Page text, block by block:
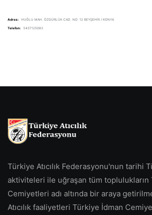
Adres: HUĞLU MAH. ÖZGÜRLÜK CAD. NO: 12 BEYŞEHİR / KONYA
Telefon: 5437125083
Türkiye Atıcılık Federasyonu'nun tarihi
aktiviteleri ile uğraşan tüm toplulukların
Cemiyetleri adı altında bir araya
Atıcılık faaliyetleri Türkiye İdman